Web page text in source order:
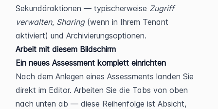
Sekundäraktionen — typischerweise Zugriff
verwalten, Sharing (wenn in Ihrem Tenant
aktiviert) und Archivierungsoptionen.
Arbeit mit diesem Bildschirm
Ein neues Assessment komplett einrichten
Nach dem Anlegen eines Assessments landen Sie
direkt im Editor. Arbeiten Sie die Tabs von oben
nach unten ab — diese Reihenfolge ist Absicht,